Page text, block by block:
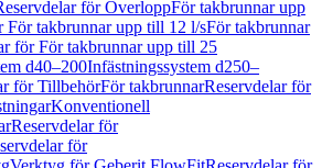
för ÖverloppFör takbrunnar upp
För takbrunnar upp till 12 l/sFör takbrunnar
för För takbrunnar upp till 25
d40–200Infästningssystem d250–
för TillbehörFör takbrunnarReservdelar för
Konventionell
Reservdelar för
för